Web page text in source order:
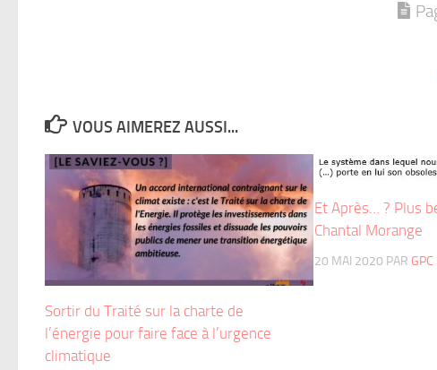
VOUS AIMEREZ AUSSI...
Sortir du Traité sur la charte de
l’énergie pour faire face à l’urgence
climatique
Et Après… ? Plus
Chantal Morange
20 MAI 2020 PAR GPC